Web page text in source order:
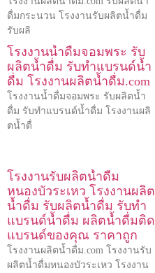
ดื่มกระนวน โรงงานรับผลิตน้ำดื่ม
รับผลิ
โรงงานน้ำดื่มจอมพระ รับ
ผลิตน้ำดื่ม รับทำแบรนด์น้ำ
ดื่ม โรงงานผลิตน้ำดื่ม.com
โรงงานน้ำดื่มจอมพระ รับผลิตน้ำ
ดื่ม รับทำแบรนด์น้ำดื่ม โรงงานผลิ
ตน้ำดื่
โรงงานรับผลิตน้ำดื่ม
หนองบัวระเหว โรงงานผลิต
น้ำดื่ม รับผลิตน้ำดื่ม รับทำ
แบรนด์น้ำดื่ม ผลิตน้ำดื่มติด
แบรนด์ของคุณ ราคาถูก
โรงงานผลิตน้ำดื่ม.com โรงงานรับ
ผลิตน้ำดื่มหนองบัวระเหว โรงงาน